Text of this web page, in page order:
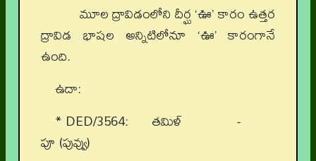
మూల ద్రావిడంలోని దీర్ఘ ‘ఊ’ కారం ఉత్తర
ద్రావిడ భాషల అన్నిటిలోనూ ‘ఊ’ కారంగానే
ఉంది.
ఉదా:
* DED/3564: తమిళ్ -
పూ (పువ్వు)